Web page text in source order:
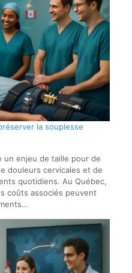
la souplesse
un enjeu de taille pour de
douleurs cervicales et de
quotidiens. Au Québec,
coûts associés peuvent